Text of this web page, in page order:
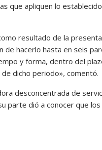
que apliquen lo
resultado de la
de hacerlo hasta en seis
y forma, dentro del
dicho periodo», comentó.
desconcentrada de
parte dió a conocer que